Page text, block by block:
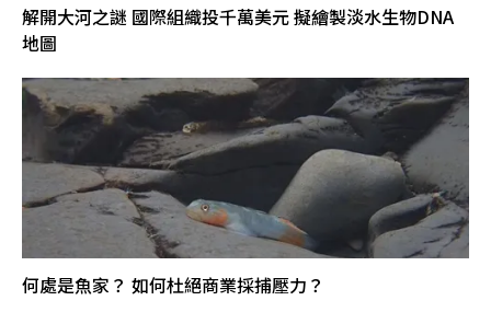
解開大河之謎 國際組織投千萬美元 擬繪製淡水生物DNA
地圖
何處是魚家？ 如何杜絕商業採捕壓力？